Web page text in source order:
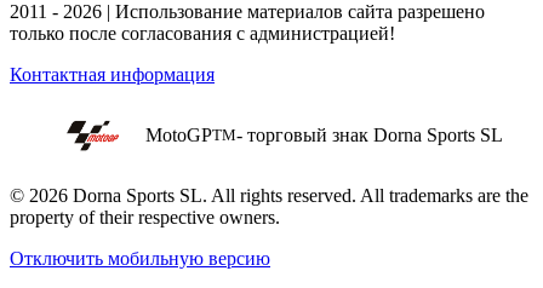
2011 - 2026 | Использование материалов сайта разрешено
только после согласования с администрацией!
Контактная информация
MotoGPTM- торговый знак Dorna Sports SL
© 2026 Dorna Sports SL. All rights reserved. All trademarks are the
property of their respective owners.
Отключить мобильную версию